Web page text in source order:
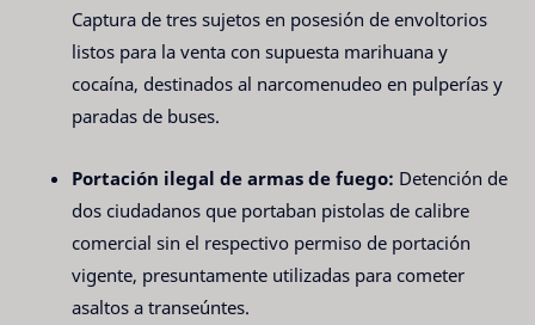
Captura de tres sujetos en posesión de envoltorios
listos para la venta con supuesta marihuana y
cocaína, destinados al narcomenudeo en pulperías y
paradas de buses.
Portación ilegal de armas de fuego: Detención de
dos ciudadanos que portaban pistolas de calibre
comercial sin el respectivo permiso de portación
vigente, presuntamente utilizadas para cometer
asaltos a transeúntes.